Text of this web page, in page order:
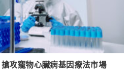
攻寵物心臟病基因療法市場